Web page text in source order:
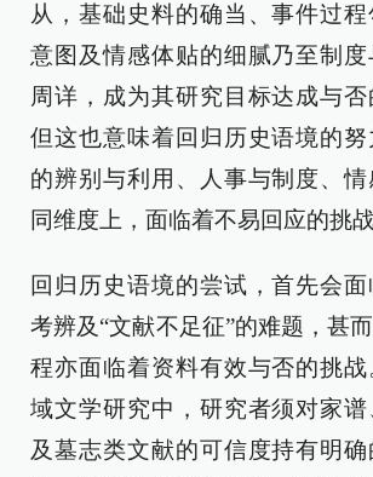
从，基础史料的确当、事件过程
意图及情感体贴的细腻乃至制
周详，成为其研究目标达成与否
但这也意味着回归历史语境的
的辨别与利用、人事与制度、
同维度上，面临着不易回应的挑战
回归历史语境的尝试，首先会面
考辨及“文献不足征”的难题，甚
程亦面临着资料有效与否的挑
域文学研究中，研究者须对家
及墓志类文献的可信度持有明